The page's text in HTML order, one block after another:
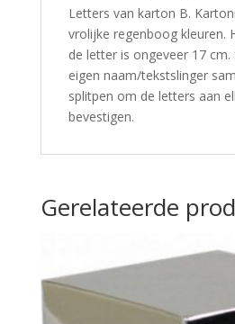
Letters van karton B.
vrolijke regenboog kleuren.
de letter is ongeveer 17 cm.
eigen naam/tekstslinger
splitpen om de letters aan
bevestigen.
Gerelateerde